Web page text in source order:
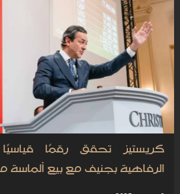
كريستيز تحقق رقمًا
الرفاهية بجنيف مع بيع ألماسة